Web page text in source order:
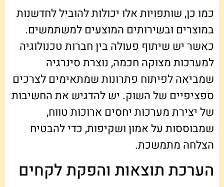
כמו כן, שותפויות אלו יכולות להוביל לחדשנות
במוצרים ובשירותים המוצעים למשתמשים.
כאשר יש שיתוף פעולה בין חברות טכנולוגיה
למערכות מצוקה חכמה, נוצרת סינרגיה
שמביאה לפיתוח פתרונות שמתאימים לצרכים
ספציפיים של השוק. יש להדגיש את החשיבות
של יצירת מערכות יחסים ארוכות טווח,
שמבוססות על אמון ושקיפות, כדי להבטיח
הצלחה מתמשכת.
הערכת תוצאות והפקת לקחים